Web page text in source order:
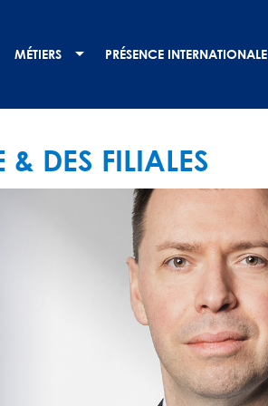
MÉTIERS PRÉSENCE INTERNATIONALE
DES FILIALES